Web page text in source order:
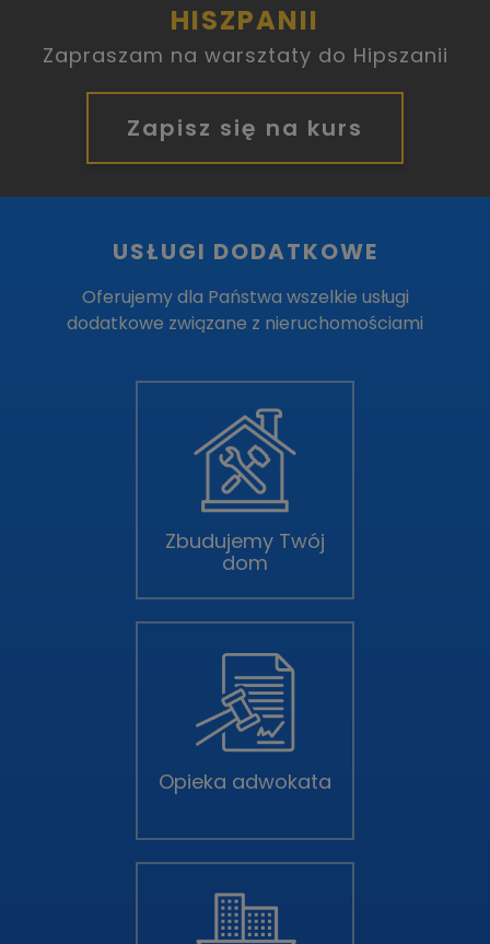
HISZPANII
Zapraszam na warsztaty do Hipszanii
Zapisz się na kurs
USŁUGI DODATKOWE
Oferujemy dla Państwa wszelkie usługi
dodatkowe związane z nieruchomościami
Zbudujemy Twój
dom
Opieka adwokata